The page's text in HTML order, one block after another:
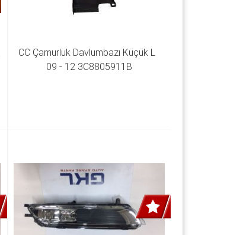
CC Çamurluk Davlumbazı Küçük L
09 - 12 3C8805911B